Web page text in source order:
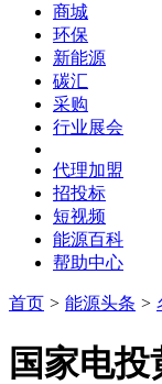
商城
环保
新能源
碳汇
采购
行业展会
代理加盟
招投标
短视频
能源百科
帮助中心
首页 > 能源头条 >
国家电